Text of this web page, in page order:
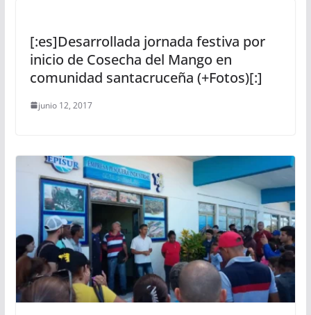
[:es]Desarrollada jornada festiva por
inicio de Cosecha del Mango en
comunidad santacruceña (+Fotos)[:]
junio 12, 2017